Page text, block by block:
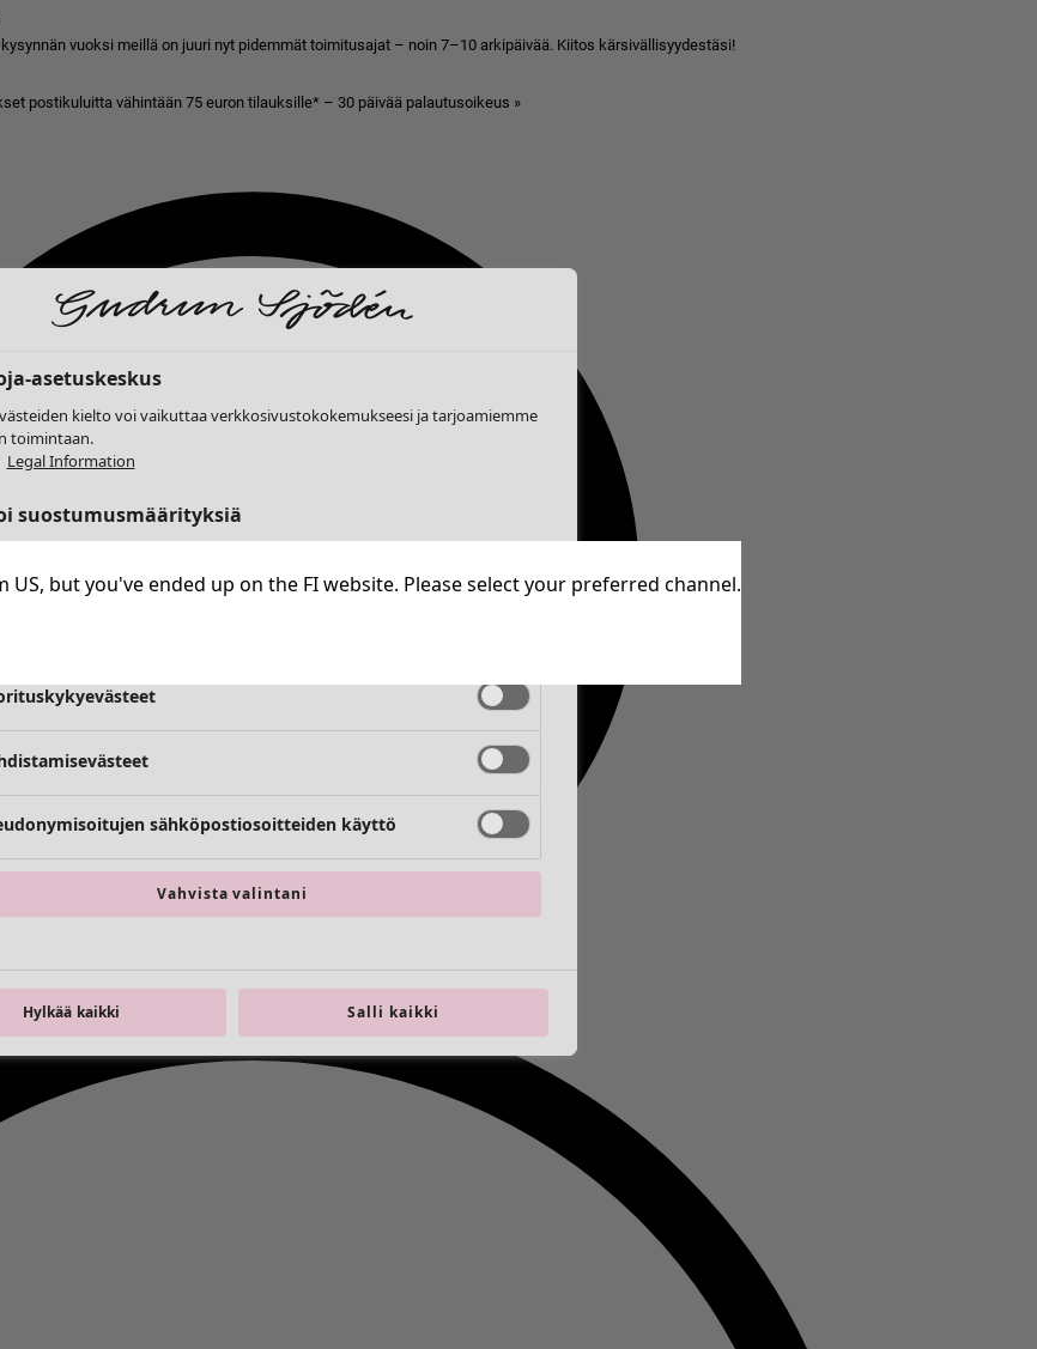
vuoksi meillä on juuri nyt pidemmät toimitusajat – noin 7–10 arkipäivää. Kiitos kärsivällisyydestäsi!
postikuluitta vähintään 75 euron tilauksille* – 30 päivää palautusoikeus »
but you've ended up on the FI website. Please select your preferred channel.
asetuskeskus
kielto voi vaikuttaa verkkosivustokokemukseesi ja tarjoamiemme
toimintaan.
Legal Information
suostumusmäärityksiä
evästeet Aina aktiivinen
sähköpostiosoitteiden käyttö
Vahvista valintani
Hylkää kaikki Salli kaikki